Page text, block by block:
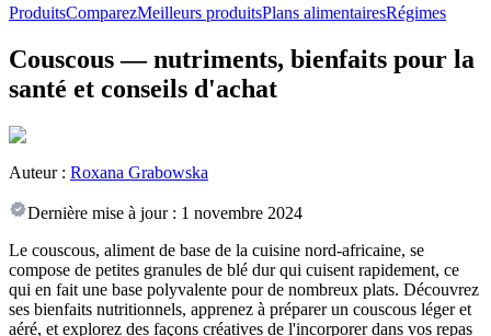
ProduitsComparezMeilleurs produitsPlans alimentairesRégimes
Couscous — nutriments, bienfaits pour la
santé et conseils d'achat
Auteur : Roxana Grabowska
Dernière mise à jour : 1 novembre 2024
Le couscous, aliment de base de la cuisine nord-africaine, se
compose de petites granules de blé dur qui cuisent rapidement, ce
qui en fait une base polyvalente pour de nombreux plats. Découvrez
ses bienfaits nutritionnels, apprenez à préparer un couscous léger et
aéré, et explorez des façons créatives de l'incorporer dans vos repas